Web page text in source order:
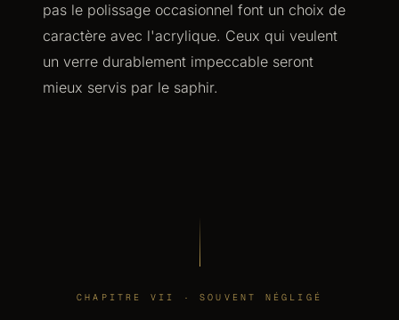
pas le polissage occasionnel font un choix de
caractère avec l'acrylique. Ceux qui veulent
un verre durablement impeccable seront
mieux servis par le saphir.
CHAPITRE VII · SOUVENT NÉGLIGÉ